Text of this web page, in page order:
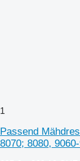
1
Passend
8070; 8080,